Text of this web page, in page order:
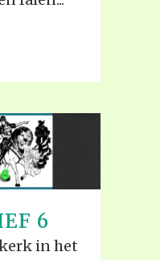
6
in het